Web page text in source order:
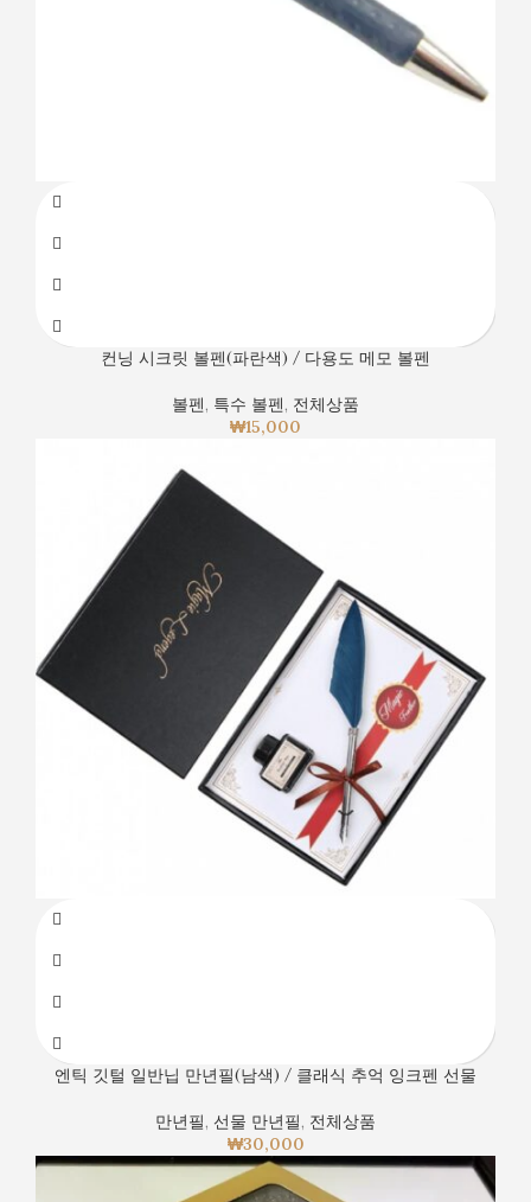
컨닝 시크릿 볼펜(파란색) / 다용도 메모 볼펜
볼펜, 특수 볼펜, 전체상품
₩15,000
엔틱 깃털 일반닙 만년필(남색) / 클래식 추억 잉크펜 선물
만년필, 선물 만년필, 전체상품
₩30,000